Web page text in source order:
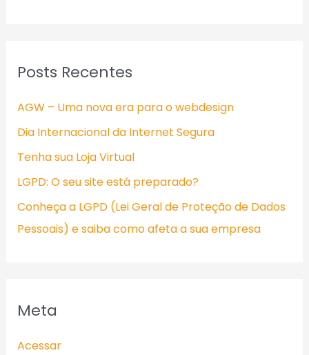
Posts Recentes
AGW – Uma nova era para o webdesign
Dia Internacional da Internet Segura
Tenha sua Loja Virtual
LGPD: O seu site está preparado?
Conheça a LGPD (Lei Geral de Proteção de Dados
Pessoais) e saiba como afeta a sua empresa
Meta
Acessar